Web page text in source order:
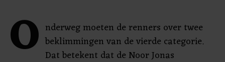
O nderweg moeten de renners over twee
beklimmingen van de vierde categorie.
Dat betekent dat de Noor Jonas